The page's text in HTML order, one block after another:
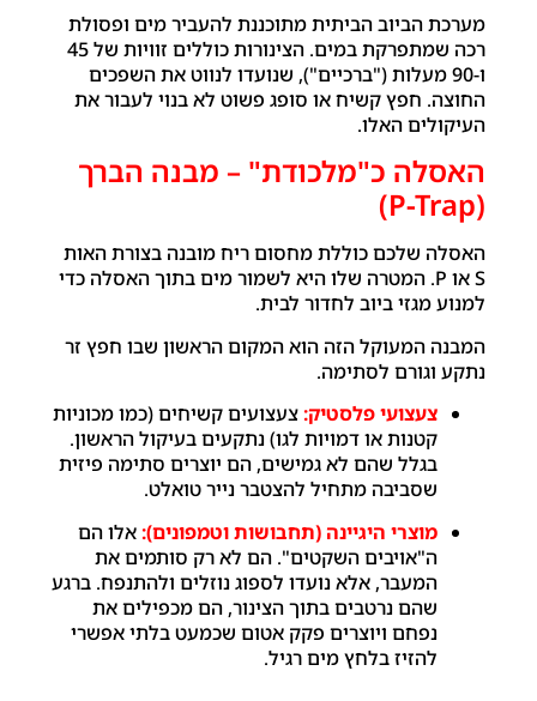
מערכת הביוב הביתית מתוכננת להעביר מים ופסולת
רכה שמתפרקת במים. הצינורות כוללים זוויות של 45
ו-90 מעלות ("ברכיים"), שנועדו לנווט את השפכים
החוצה. חפץ קשיח או סופג פשוט לא בנוי לעבור את
העיקולים האלו.
האסלה כ"מלכודת" – מבנה הברך
(P-Trap)
האסלה שלכם כוללת מחסום ריח מובנה בצורת האות
S או P. המטרה שלו היא לשמור מים בתוך האסלה כדי
למנוע מגזי ביוב לחדור לבית.
המבנה המעוקל הזה הוא המקום הראשון שבו חפץ זר
נתקע וגורם לסתימה.
צעצועי פלסטיק:צעצועים קשיחים (כמו מכוניות
קטנות או דמויות לגו) נתקעים בעיקול הראשון.
בגלל שהם לא גמישים, הם יוצרים סתימה פיזית
שסביבה מתחיל להצטבר נייר טואלט.
מוצרי היגיינה (תחבושות וטמפונים):אלו הם
ה"אויבים השקטים". הם לא רק סותמים את
המעבר, אלא נועדו לספוג נוזלים ולהתנפח. ברגע
שהם נרטבים בתוך הצינור, הם מכפילים את
נפחם ויוצרים פקק אטום שכמעט בלתי אפשרי
להזיז בלחץ מים רגיל.